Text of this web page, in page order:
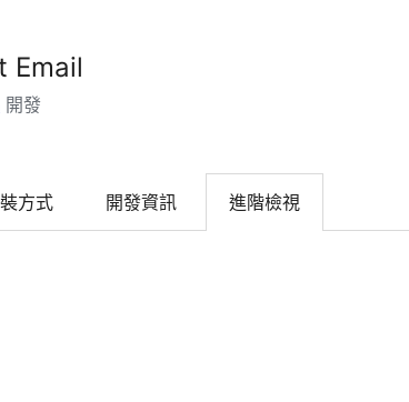
Email
開發
方式 開發資訊 進階檢視